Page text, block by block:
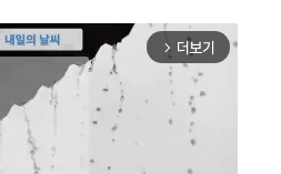
arrow_forward_ios 더보기